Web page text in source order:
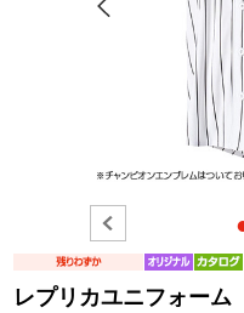
レプリカユニフォーム